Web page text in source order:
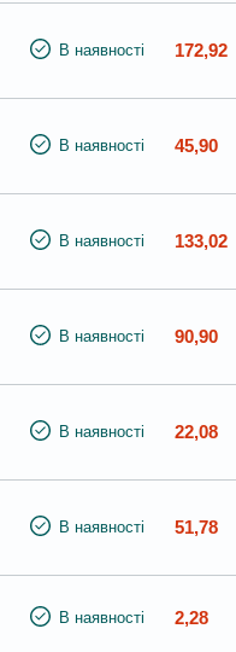
В наявності 172,92
В наявності 45,90
В наявності 133,02
В наявності 90,90
В наявності 22,08
В наявності 51,78
В наявності 2,28